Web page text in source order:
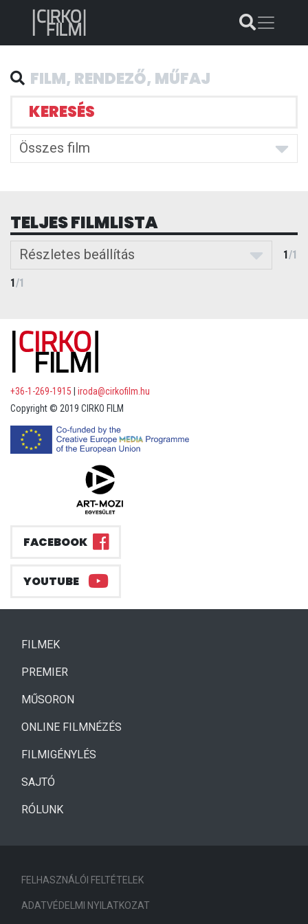
KERESÉS
Összes film
TELJES FILMLISTA
Részletes beállítás 1/1
1/1
+36-1-269-1915
iroda@cirkofilm.hu
Copyright © 2019 CIRKO FILM
FACEBOOK
YOUTUBE
FILMEK(CURRENT)
PREMIER
MŰSORON
ONLINE FILMNÉZÉS
FILMIGÉNYLÉS
SAJTÓ
RÓLUNK
FELHASZNÁLÓI FELTÉTELEK
ADATVÉDELMI NYILATKOZAT